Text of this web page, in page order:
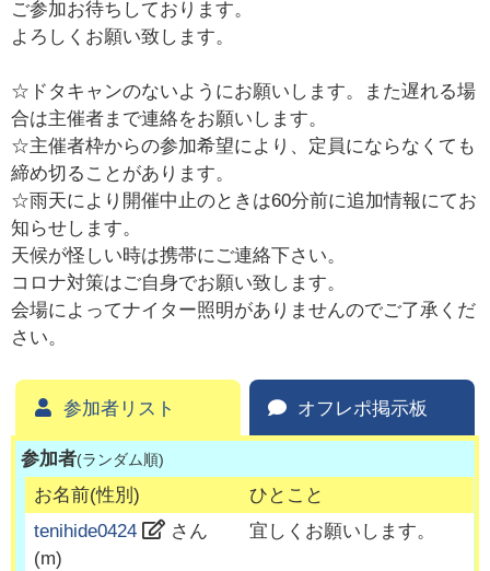
ご参加お待ちしております。
よろしくお願い致します。
☆ドタキャンのないようにお願いします。また遅れる場
合は主催者まで連絡をお願いします。
☆主催者枠からの参加希望により、定員にならなくても
締め切ることがあります。
☆雨天により開催中止のときは60分前に追加情報にてお
知らせします。
天候が怪しい時は携帯にご連絡下さい。
コロナ対策はご自身でお願い致します。
会場によってナイター照明がありませんのでご了承くだ
さい。
参加者リスト オフレポ掲示板
参加者(ランダム順)
お名前(性別)
ひとこと
tenihide0424
さん
(m)
宜しくお願いします。